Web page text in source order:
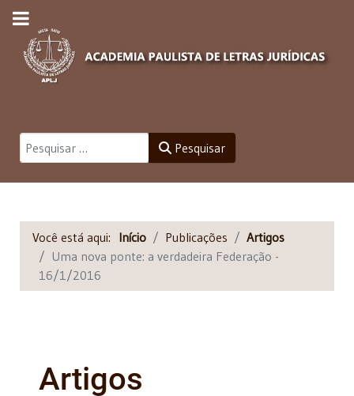
Pesquisar Pesquisar
Você está aqui: Início Publicações
Artigos
Uma nova ponte: a verdadeira Federação -
16/1/2016
Artigos